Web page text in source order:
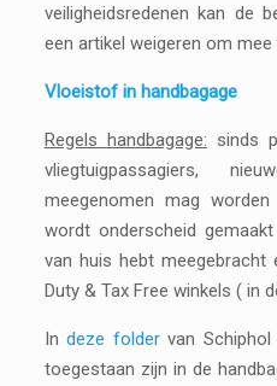
veiligheidsredenen kan de
een artikel weigeren om mee
Vloeistof in handbagage
Regels handbagage: sinds
vliegtuigpassagiers,
meegenomen mag
wordt onderscheid
van huis hebt
Duty & Tax Free winkels ( in
Indeze foldervan
toegestaan zijn in de